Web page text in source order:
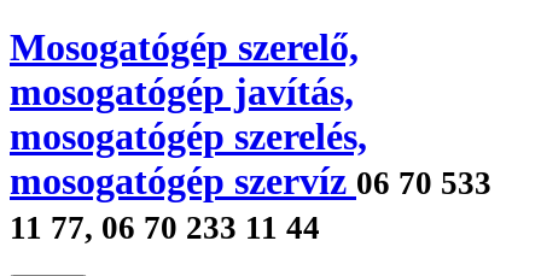
Mosogatógép szerelő,
mosogatógép javítás,
mosogatógép szerelés,
mosogatógép szervíz 06 70 533
11 77, 06 70 233 11 44